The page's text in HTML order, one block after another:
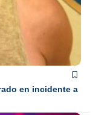
en incidente a